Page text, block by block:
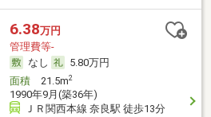
6.38万円
管理費等-
なし
5.80万円
面積21.5m2
1990年9月(築36年)
ＪＲ関西本線 奈良駅 徒歩13分